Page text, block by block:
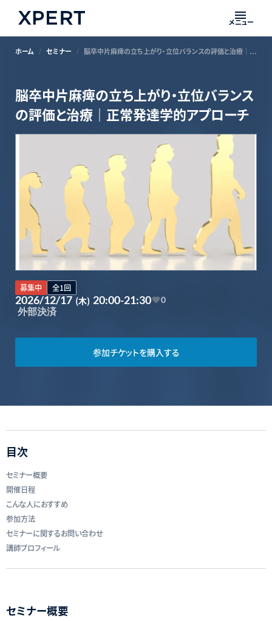
メニュー
ホーム セミナー 脳卒中片麻痺の立ち上がり・立位バランスの評価と治療｜正常発達学的アプローチ
脳卒中片麻痺の立ち上がり・立位バランス
の評価と治療｜正常発達学的アプローチ
募集中 全1回
2026/12/17 (木) 20:00-21:30 0
外部決済
参加チケットを購入する
目次
セミナー概要
開催日程
こんな人におすすめ
参加方法
セミナーに関するお問い合わせ
講師プロフィール
セミナー概要